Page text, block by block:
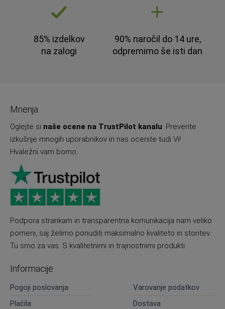
85% izdelkov
na zalogi
90% naročil do 14 ure,
odpremimo še isti dan
Mnenja
Oglejte si naše ocene na TrustPilot kanalu. Preverite
izkušnje mnogih uporabnikov in nas ocenite tudi Vi!
Hvaležni vam bomo.
Podpora strankam in transparentna komunikacija nam veliko
pomeni, saj želimo ponuditi maksimalno kvaliteto in storitev.
Tu smo za vas. S kvalitetnimi in trajnostnimi produkti.
Informacije
Pogoji poslovanja
Varovanje podatkov
Plačila
Dostava